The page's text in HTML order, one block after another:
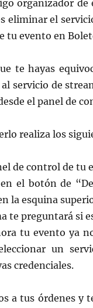
organizador
eliminar el
tu evento en
te hayas
servicio de
el panel de
realiza los
de control de tu
el botón de
la esquina
te preguntará si
tu evento ya
un
credenciales.
a tus órdenes y